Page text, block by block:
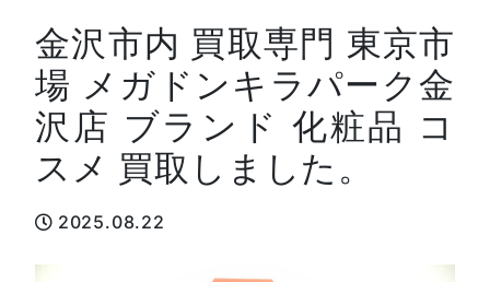
金沢市内 買取専門 東京市
場 メガドンキラパーク金
沢店 ブランド 化粧品 コ
スメ 買取しました。
2025.08.22